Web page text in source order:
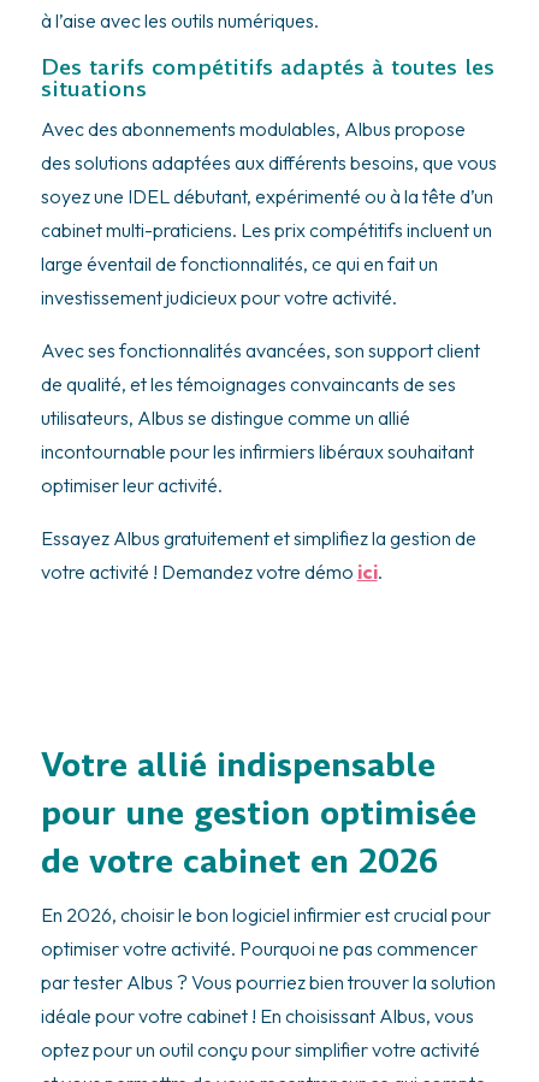
à l’aise avec les outils numériques.
Des tarifs compétitifs adaptés à toutes les
situations
Avec des abonnements modulables, Albus propose
des solutions adaptées aux différents besoins, que vous
soyez une IDEL débutant, expérimenté ou à la tête d’un
cabinet multi-praticiens. Les prix compétitifs incluent un
large éventail de fonctionnalités, ce qui en fait un
investissement judicieux pour votre activité.
Avec ses fonctionnalités avancées, son support client
de qualité, et les témoignages convaincants de ses
utilisateurs, Albus se distingue comme un allié
incontournable pour les infirmiers libéraux souhaitant
optimiser leur activité.
Essayez Albus gratuitement et simplifiez la gestion de
votre activité ! Demandez votre démo ici.
Votre allié indispensable
pour une gestion optimisée
de votre cabinet en 2026
En 2026, choisir le bon logiciel infirmier est crucial pour
optimiser votre activité. Pourquoi ne pas commencer
par tester Albus ? Vous pourriez bien trouver la solution
idéale pour votre cabinet ! En choisissant Albus, vous
optez pour un outil conçu pour simplifier votre activité